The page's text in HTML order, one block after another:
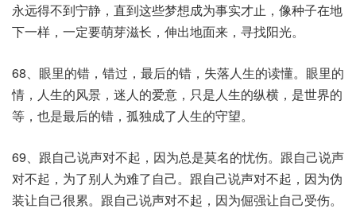
永远得不到宁静，直到这些梦想成为事实才止，像种子在地
下一样，一定要萌芽滋长，伸出地面来，寻找阳光。
68、眼里的错，错过，最后的错，失落人生的读懂。眼里的
情，人生的风景，迷人的爱意，只是人生的纵横，是世界的
等，也是最后的错，孤独成了人生的守望。
69、跟自己说声对不起，因为总是莫名的忧伤。跟自己说声
对不起，为了别人为难了自己。跟自己说声对不起，因为伪
装让自己很累。跟自己说声对不起，因为倔强让自己受伤。